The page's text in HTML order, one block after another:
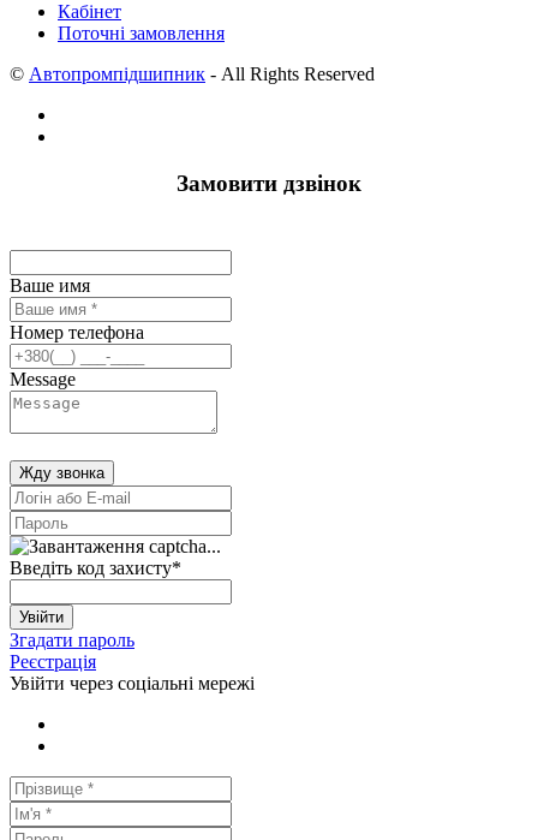
Кабінет
Поточні замовлення
© Автопромпідшипник - All Rights Reserved
Замовити дзвінок
Ваше имя
Номер телефона
Message
Жду звонка
Введіть код захисту*
Увійти
Згадати пароль
Реєстрація
Увійти через соціальні мережі